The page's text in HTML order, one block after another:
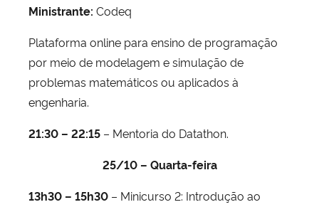
Ministrante: Codeq
Plataforma online para ensino de programação
por meio de modelagem e simulação de
problemas matemáticos ou aplicados à
engenharia.
21:30 – 22:15 – Mentoria do Datathon.
25/10 – Quarta-feira
13h30 – 15h30 – Minicurso 2: Introdução ao